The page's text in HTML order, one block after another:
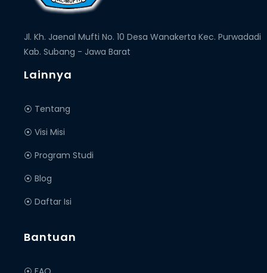
Jl. Kh. Jaenal Mufti No. 10 Desa Wanakerta Kec. Purwadadi
Kab. Subang - Jawa Barat
Lainnya
⦿ Tentang
⦿ Visi Misi
⦿ Program Studi
⦿ Blog
⦿ Daftar Isi
Bantuan